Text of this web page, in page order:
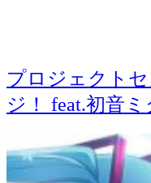
プロジェクト
ジ！ feat.初音ミ